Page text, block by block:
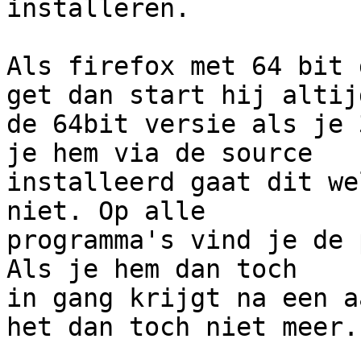
installeren.
Als firefox met 64 bit
get dan start hij
de 64bit versie als
je hem via de source
installeerd gaat dit
niet. Op alle
programma's vind je
Als je hem dan toch
in gang krijgt na een
het dan toch niet meer.